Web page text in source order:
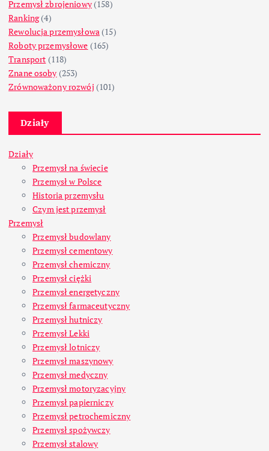
Przemysł zbrojeniowy(158)
Ranking(4)
Rewolucja przemysłowa (15)
Roboty przemysłowe (165)
Transport (118)
Znane osoby (253)
Zrównoważony rozwój (101)
Działy
Działy
Przemysł na świecie
Przemysł w Polsce
Historia przemysłu
Czym jest przemysł
Przemysł
Przemysł budowlany
Przemysł cementowy
Przemysł chemiczny
Przemysł ciężki
Przemysł energetyczny
Przemysł farmaceutyczny
Przemysł hutniczy
Przemysł Lekki
Przemysł lotniczy
Przemysł maszynowy
Przemysł medyczny
Przemysł motoryzacyjny
Przemysł papierniczy
Przemysł petrochemiczny
Przemysł spożywczy
Przemysł stalowy